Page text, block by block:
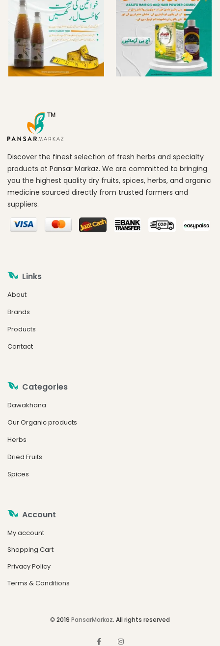
Discover the finest selection of fresh herbs and specialty
products at Pansar Markaz. We are committed to bringing
you the highest quality dry fruits, spices, herbs, and organic
medicine sourced directly from trusted farmers and
suppliers.
Links
About
Brands
Products
Contact
Categories
Dawakhana
Our Organic products
Herbs
Dried Fruits
Spices
Account
My account
Shopping Cart
Privacy Policy
Terms & Conditions
© 2019 PansarMarkaz. All rights reserved